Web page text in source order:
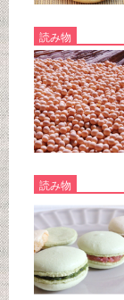
読み物
読み物